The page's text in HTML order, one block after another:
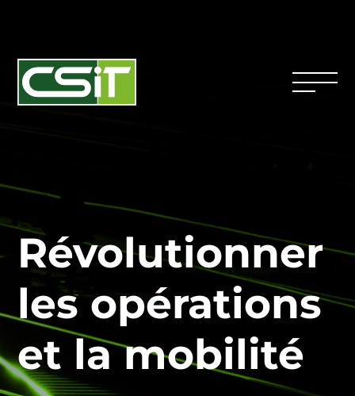
Révolutionner
les opérations
et la mobilité